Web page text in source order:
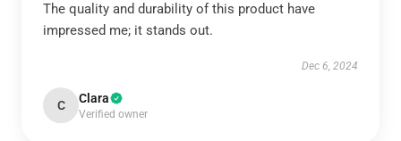
The quality and durability of this product have
impressed me; it stands out.
Dec 6, 2024
C Clara
Verified owner